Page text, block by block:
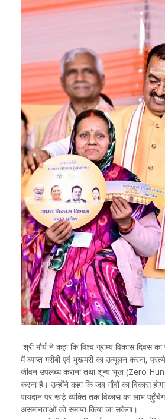
श्री मौर्य ने कहा कि विश्व ग्राम्य विकास दिवस
में व्याप्त गरीबी एवं भुखमरी का उन्मूलन करना,
जीवन उपलब्ध कराना तथा शून्य भूख (Zero
करना है। उन्होंने कहा कि जब गाँवों का विकास
पायदान पर खड़े व्यक्ति तक विकास का लाभ
असमानताओं को समाप्त किया जा सकेगा।